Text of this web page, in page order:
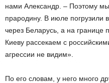
нами Александр. – Поэтому
прародину. В июле
через Беларусь, а на
Киеву рассекаем с
агрессии не видим».
По его словам, у него много